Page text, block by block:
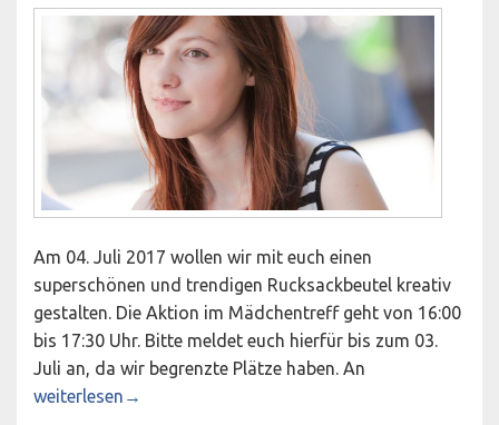
Am 04. Juli 2017 wollen wir mit euch einen
superschönen und trendigen Rucksackbeutel kreativ
gestalten. Die Aktion im Mädchentreff geht von 16:00
bis 17:30 Uhr. Bitte meldet euch hierfür bis zum 03.
Juli an, da wir begrenzte Plätze haben. An
Mädchentreff Sommerferienaktion: Fashionkreativaktion
weiterlesen →